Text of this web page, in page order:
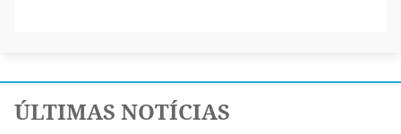
ÚLTIMAS NOTÍCIAS